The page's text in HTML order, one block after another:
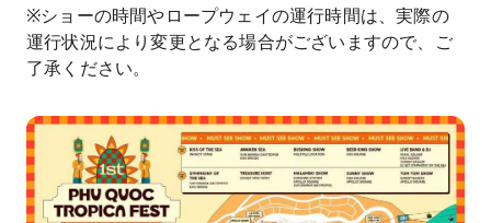
※ショーの時間やロープウェイの運行時間は、実際の
運行状況により変更となる場合がございますので、ご
了承ください。